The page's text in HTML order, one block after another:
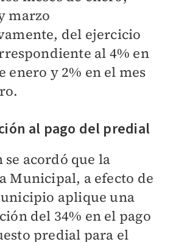
marzo
del ejercicio
al 4% en
enero y 2% en el mes
al pago del predial
se acordó que la
Municipal, a efecto de
aplique una
del 34% en el pago
predial para el